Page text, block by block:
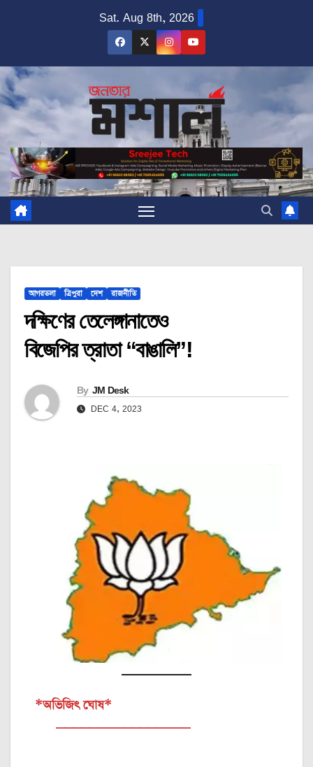
Sat. Aug 8th, 2026
আগরতলা ত্রিপুরা দেশ রাজনীতি
দক্ষিণের তেলেঙ্গানাতেও
বিজেপির ত্রাতা “বাঙালি”!
By JM Desk
DEC 4, 2023
*অভিজিৎ ঘোষ*
________________